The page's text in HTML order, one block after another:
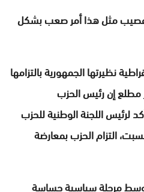
عصيب مثل هذا أمر صعب بشكل
نظيرتها الجمهورية بالتزامها
إن رئيس الحزب
لرئيس اللجنة الوطنية للحزب
التزام الحزب بمعارضة
مرحلة سياسية حساسة